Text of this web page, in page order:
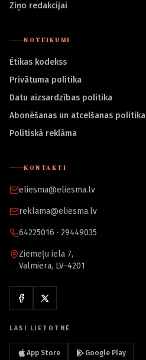
Ziņo redakcijai
NOTEIKUMI
Ētikas kodekss
Privātuma politika
Datu aizsardzības politika
Abonēšanas un atcelšanas politika
Politiskā reklāma
KONTAKTI
eliesma@eliesma.lv
reklama@eliesma.lv
64225016 · 29449035
Ziemeļu iela 7,
Valmiera, LV-4201
LASI LIETOTNĒ
App Store Google Play